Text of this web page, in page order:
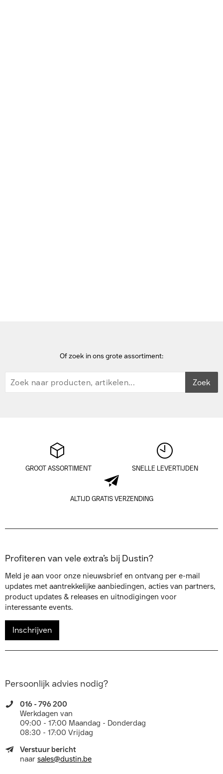
Of zoek in ons grote assortiment:
Zoek
GROOT ASSORTIMENT SNELLE LEVERTIJDEN
ALTIJD GRATIS VERZENDING
Profiteren van vele extra’s bij Dustin?
Meld je aan voor onze nieuwsbrief en ontvang per e-mail
updates met aantrekkelijke aanbiedingen, acties van partners,
product updates & releases en uitnodigingen voor
interessante events.
Inschrijven
Persoonlijk advies nodig?
016 - 796 200
Werkdagen van
09:00 - 17:00 Maandag - Donderdag
08:30 - 17:00 Vrijdag
Verstuur bericht
naar sales@dustin.be